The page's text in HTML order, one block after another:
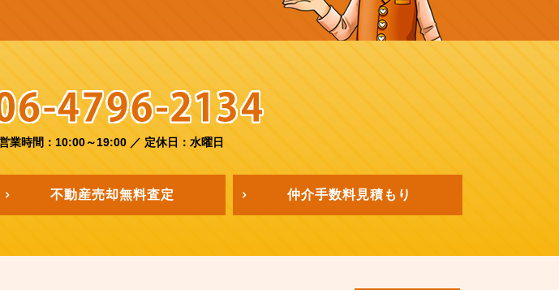
業時間：10:00～19:00 ／ 定休日：水曜日
不動産売却無料査定 仲介手数料見積もり